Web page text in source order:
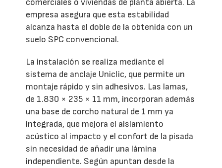
comerciales o viviendas de planta abierta. La
empresa asegura que esta estabilidad
alcanza hasta el doble de la obtenida con un
suelo SPC convencional.
La instalación se realiza mediante el
sistema de anclaje Uniclic, que permite un
montaje rápido y sin adhesivos. Las lamas,
de 1.830 × 235 × 11 mm, incorporan además
una base de corcho natural de 1 mm ya
integrada, que mejora el aislamiento
acústico al impacto y el confort de la pisada
sin necesidad de añadir una lámina
independiente. Según apuntan desde la